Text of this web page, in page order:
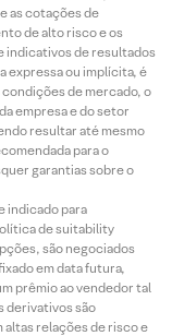
as cotações de
de alto risco e os
indicativos de resultados
expressa ou implícita, é
de mercado, o
empresa e do setor
resultar até mesmo
para o
garantias sobre o
indicado para
de suitability
são negociados
em data futura,
prêmio ao vendedor tal
derivativos são
relações de risco e